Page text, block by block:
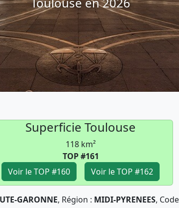
Superficie Toulouse
118 km²
TOP #161
Voir le TOP #160
Voir le TOP #162
GARONNE, Région : MIDI-PYRENEES,